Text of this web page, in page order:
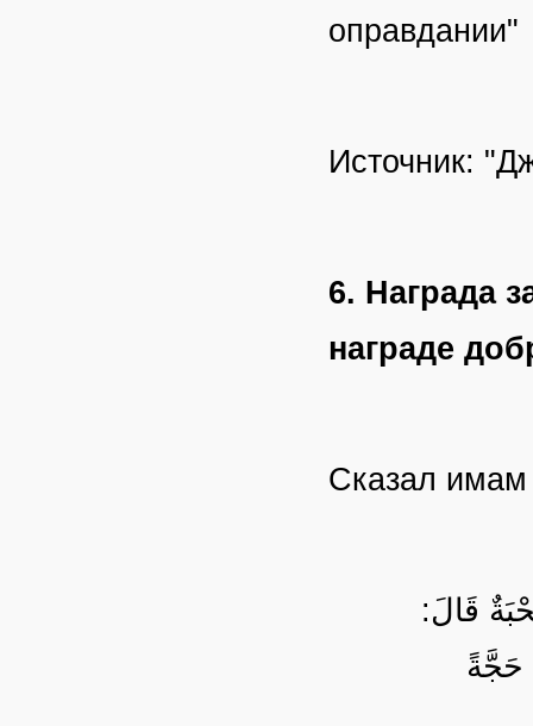
оправдании"
Источник:
6. Награда
награде
Сказал
قَالَ: